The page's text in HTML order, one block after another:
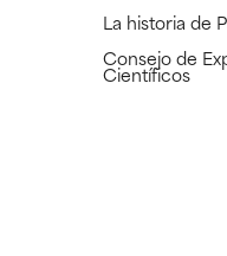
La historia de
Consejo de
Científicos